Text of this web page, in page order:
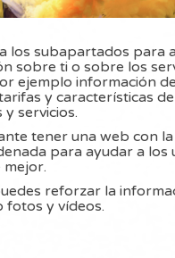
los subapartados para
sobre ti o sobre los
ejemplo información
y características
servicios.
tener una web con
para ayudar a los
reforzar la
fotos y vídeos.